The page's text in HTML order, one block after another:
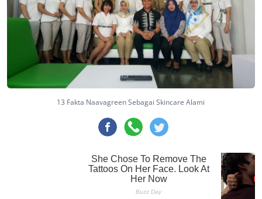
13 Fakta Naavagreen Sebagai Skincare Alami